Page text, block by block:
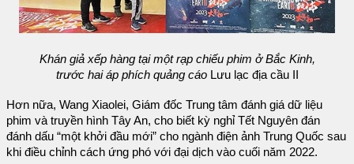
Khán giả xếp hàng tại một rạp chiếu phim ở Bắc Kinh,
trước hai áp phích quảng cáoLưu lạc địa cầu II
Hơn nữa, Wang Xiaolei, Giám đốc Trung tâm đánh giá dữ liệu
phim và truyền hình Tây An, cho biết kỳ nghỉ Tết Nguyên đán
đánh dấu “một khởi đầu mới” cho ngành điện ảnh Trung Quốc sau
khi điều chỉnh cách ứng phó với đại dịch vào cuối năm 2022.